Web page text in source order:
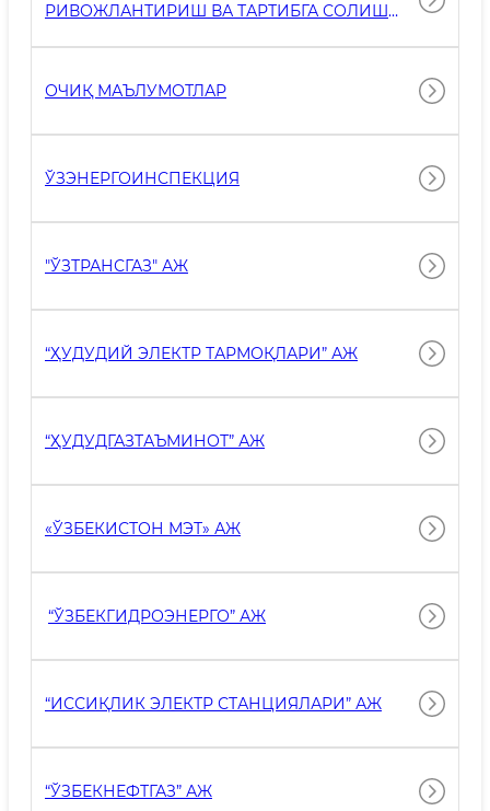
РИВОЖЛАНТИРИШ ВА ТАРТИБГА СОЛИШ
ОЧИҚ МАЪЛУМОТЛАР
ЎЗЭНЕРГОИНСПЕКЦИЯ
"ЎЗТРАНСГАЗ" АЖ
“ҲУДУДИЙ ЭЛЕКТР ТАРМОҚЛАРИ” АЖ
“ҲУДУДГАЗТАЪМИНОТ” АЖ
«ЎЗБЕКИСТОН МЭТ» АЖ
“ЎЗБЕКГИДРОЭНЕРГО” АЖ
“ИССИҚЛИК ЭЛЕКТР СТАНЦИЯЛАРИ” АЖ
“ЎЗБЕКНЕФТГАЗ” АЖ